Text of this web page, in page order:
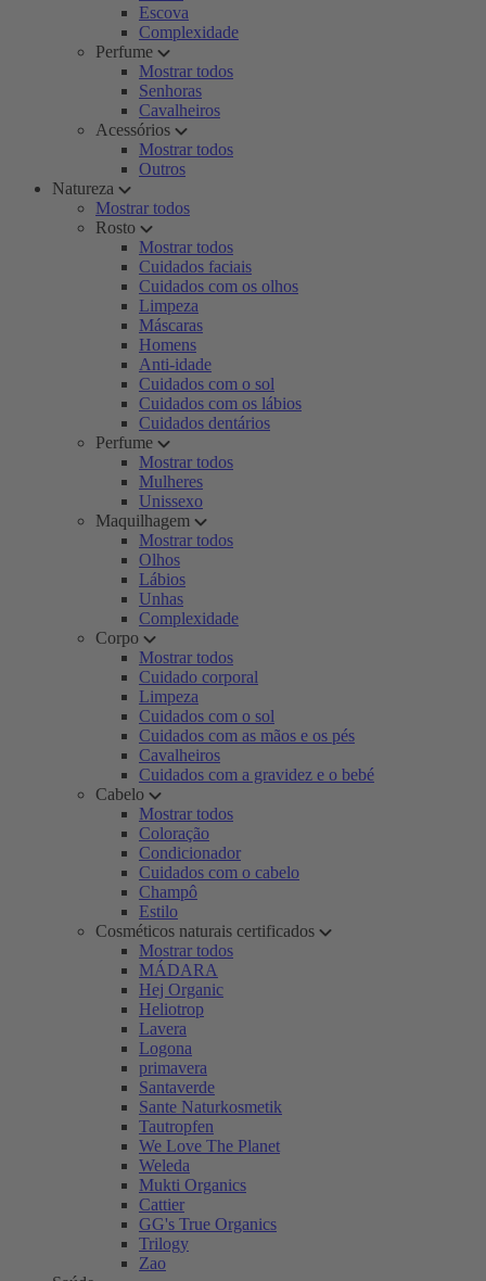
Escova
Complexidade
Perfume
Mostrar todos
Senhoras
Cavalheiros
Acessórios
Mostrar todos
Outros
Natureza
Mostrar todos
Rosto
Mostrar todos
Cuidados faciais
Cuidados com os olhos
Limpeza
Máscaras
Homens
Anti-idade
Cuidados com o sol
Cuidados com os lábios
Cuidados dentários
Perfume
Mostrar todos
Mulheres
Unissexo
Maquilhagem
Mostrar todos
Olhos
Lábios
Unhas
Complexidade
Corpo
Mostrar todos
Cuidado corporal
Limpeza
Cuidados com o sol
Cuidados com as mãos e os pés
Cavalheiros
Cuidados com a gravidez e o bebé
Cabelo
Mostrar todos
Coloração
Condicionador
Cuidados com o cabelo
Champô
Estilo
Cosméticos naturais certificados
Mostrar todos
MÁDARA
Hej Organic
Heliotrop
Lavera
Logona
primavera
Santaverde
Sante Naturkosmetik
Tautropfen
We Love The Planet
Weleda
Mukti Organics
Cattier
GG's True Organics
Trilogy
Zao